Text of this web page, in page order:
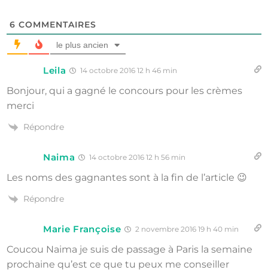
6 COMMENTAIRES
le plus ancien
Leila 14 octobre 2016 12 h 46 min
Bonjour, qui a gagné le concours pour les crèmes
merci
Répondre
Naima 14 octobre 2016 12 h 56 min
Les noms des gagnantes sont à la fin de l’article 😉
Répondre
Marie Françoise 2 novembre 2016 19 h 40 min
Coucou Naima je suis de passage à Paris la semaine
prochaine qu’est ce que tu peux me conseiller